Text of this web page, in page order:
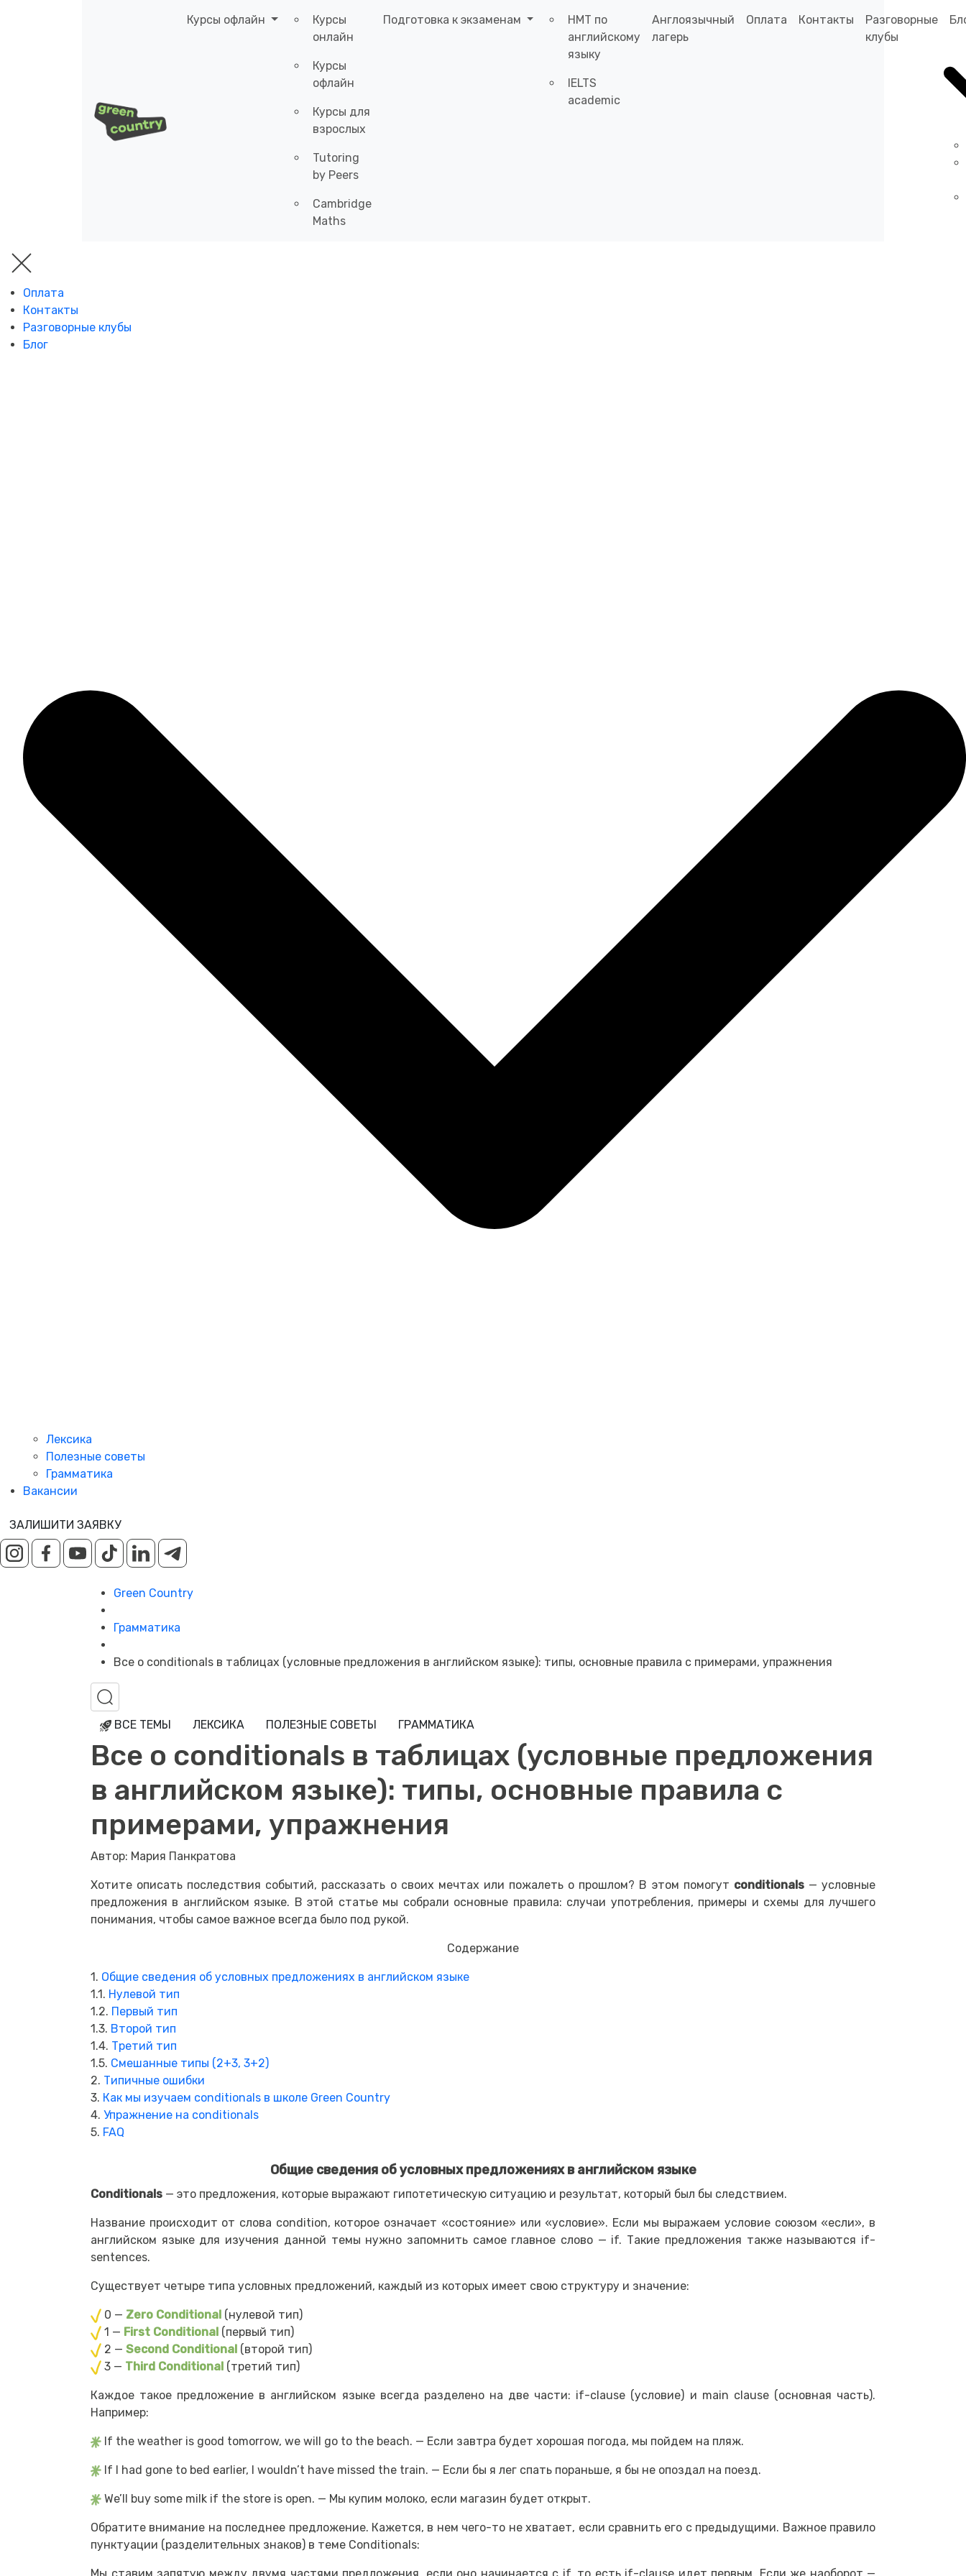
Курсы офлайн
Курсы
онлайн
Курсы
офлайн
Курсы для
взрослых
Tutoring
by Peers
Cambridge
Maths
Подготовка к экзаменам
НМТ по
английскому
языку
IELTS
academic
Англоязычный
лагерь
Оплата Контакты
Разговорные
клубы
Оплата
Контакты
Разговорные клубы
Блог
Лексика
Полезные советы
Грамматика
Вакансии
ЗАЛИШИТИ ЗАЯВКУ
Green Country
Грамматика
Все о conditionals в таблицах (условные предложения в английском языке): типы, основные правила с примерами, упражнения
ВСЕ ТЕМЫ ЛЕКСИКА ПОЛЕЗНЫЕ СОВЕТЫ ГРАММАТИКА
Все о conditionals в таблицах (условные предложения
в английском языке): типы, основные правила с
примерами, упражнения
Автор: Мария Панкратова
Хотите описать последствия событий, рассказать о своих мечтах или пожалеть о прошлом? В этом помогут conditionals — условные
предложения в английском языке. В этой статье мы собрали основные правила: случаи употребления, примеры и схемы для лучшего
понимания, чтобы самое важное всегда было под рукой.
Содержание
1. Общие сведения об условных предложениях в английском языке
1.1. Нулевой тип
1.2. Первый тип
1.3. Второй тип
1.4. Третий тип
1.5. Смешанные типы (2+3, 3+2)
2. Типичные ошибки
3. Как мы изучаем conditionals в школе Green Country
4. Упражнение на conditionals
5. FAQ
Общие сведения об условных предложениях в английском языке
Conditionals — это предложения, которые выражают гипотетическую ситуацию и результат, который был бы следствием.
Название происходит от слова condition, которое означает «состояние» или «условие». Если мы выражаем условие союзом «если», в
английском языке для изучения данной темы нужно запомнить самое главное слово — if. Такие предложения также называются if-
sentences.
Существует четыре типа условных предложений, каждый из которых имеет свою структуру и значение:
0 — Zero Conditional (нулевой тип)
1 — First Conditional (первый тип)
2 — Second Conditional (второй тип)
3 — Third Conditional (третий тип)
Каждое такое предложение в английском языке всегда разделено на две части: if-clause (условие) и main clause (основная часть).
Например:
If the weather is good tomorrow, we will go to the beach. — Если завтра будет хорошая погода, мы пойдем на пляж.
If I had gone to bed earlier, I wouldn’t have missed the train. — Если бы я лег спать пораньше, я бы не опоздал на поезд.
We’ll buy some milk if the store is open. — Мы купим молоко, если магазин будет открыт.
Обратите внимание на последнее предложение. Кажется, в нем чего-то не хватает, если сравнить его с предыдущими. Важное правило
пунктуации (разделительных знаков) в теме Conditionals: